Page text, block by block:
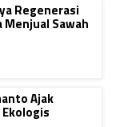
Regenerasi
Sawah
Ajak